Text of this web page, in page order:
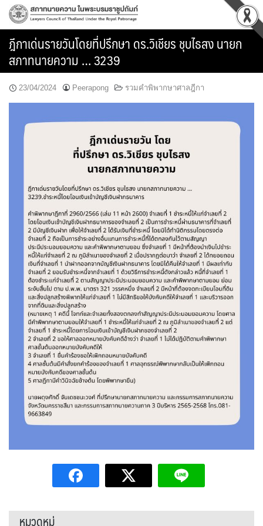
Skip
content
ฎีกาเด่นรายวันโดยที่ปรึกษา ดร.วิเชียร ชุบไธสง นายก
สภาทนายความ … 3239
23/04/2024 Peerapong รวมคำพิพากษาศาลฎีกา
หมวดหมู่